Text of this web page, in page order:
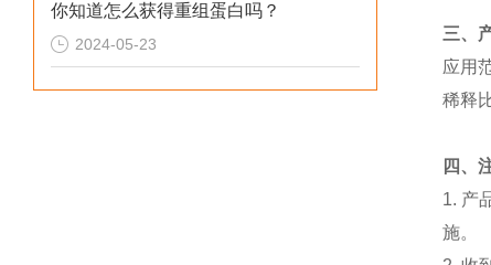
你知道怎么获得重组蛋白吗？
2024-05-23
三、
应用
稀释
四、
1. 产
施。